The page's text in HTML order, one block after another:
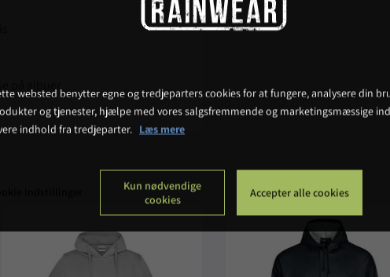
på albuer
websted benytter egne og tredjeparters cookies for at fungere, analysere din
og tjenester, hjælpe med vores salgsfremmende og marketingsmæssige
indhold fra tredjeparter. Læs mere
Kun nødvendige
cookies
Accepter alle cookies